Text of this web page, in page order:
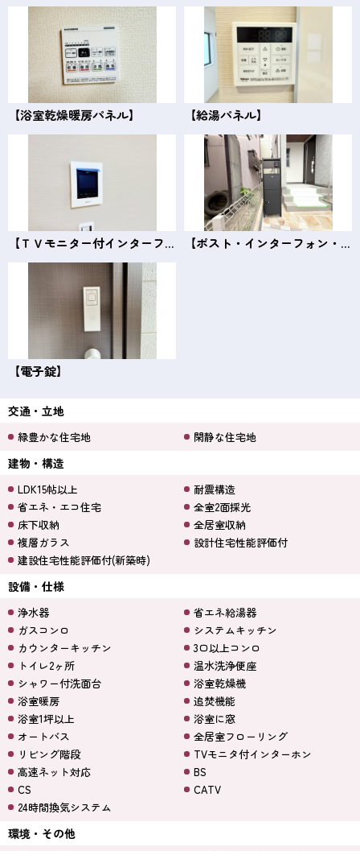
【浴室乾燥暖房パネル】 【給湯パネル】
【ＴＶモニター付インターフォン】 【ポスト・インターフォン・宅配ボックス】
【電子錠】
交通・立地
緑豊かな住宅地 閑静な住宅地
建物・構造
LDK15帖以上
耐震構造
省エネ・エコ住宅
全室2面採光
床下収納
全居室収納
複層ガラス
設計住宅性能評価付
建設住宅性能評価付(新築時)
設備・仕様
浄水器
省エネ給湯器
ガスコンロ
システムキッチン
カウンターキッチン
3口以上コンロ
トイレ2ヶ所
温水洗浄便座
シャワー付洗面台
浴室乾燥機
浴室暖房
追焚機能
浴室1坪以上
浴室に窓
オートバス
全居室フローリング
リビング階段
TVモニタ付インターホン
高速ネット対応
BS
CS
CATV
24時間換気システム
環境・その他